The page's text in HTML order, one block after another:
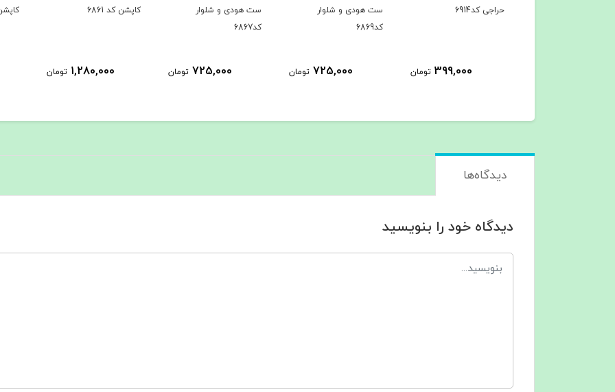
ست هودی و شلوار
725,000 تومان
ست هودی و شلوار
کد6867
725,000 تومان
کاپشن کد 6861
1,280,000 تومان
کاپشن کد 6735
1,458,000 تومان
بافت
دیدگاه‌ها
دیدگاه خود را بنویسید